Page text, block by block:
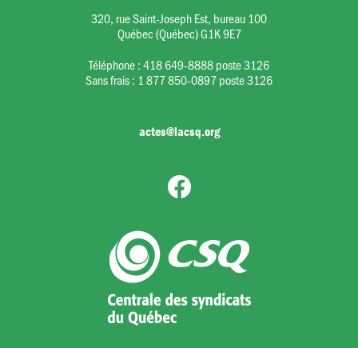
320, rue Saint-Joseph Est, bureau 100
Québec (Québec) G1K 9E7
Téléphone :418 649-8888 poste 3126
Sans frais : 1 877 850-0897 poste 3126
actes@lacsq.org